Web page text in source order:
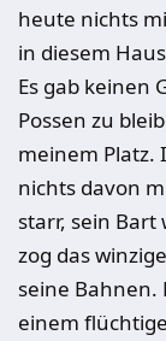
heute nichts
in diesem
Es gab keinen
Possen zu
meinem Platz.
nichts davon
starr, sein
zog das
seine Bahnen.
einem